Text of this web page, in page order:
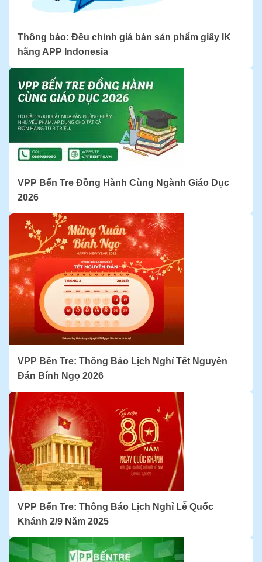
Thông báo: Đều chỉnh giá bán sản phẩm giấy IK
hãng APP Indonesia
VPP Bến Tre Đồng Hành Cùng Ngành Giáo Dục
2026
VPP Bến Tre: Thông Báo Lịch Nghỉ Tết Nguyên
Đán Bính Ngọ 2026
VPP Bến Tre: Thông Báo Lịch Nghỉ Lễ Quốc
Khánh 2/9 Năm 2025